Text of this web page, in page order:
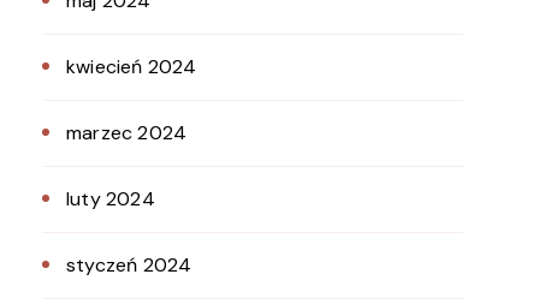
kwiecień 2024
marzec 2024
luty 2024
styczeń 2024